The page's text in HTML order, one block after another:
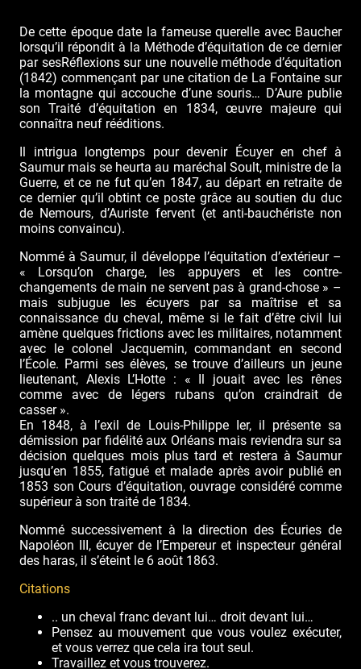
De cette époque date la fameuse querelle avec Baucher
lorsqu’il répondit à la Méthode d’équitation de ce dernier
par sesRéflexions sur une nouvelle méthode d’équitation
(1842) commençant par une citation de La Fontaine sur
la montagne qui accouche d’une souris… D’Aure publie
son Traité d’équitation en 1834, œuvre majeure qui
connaîtra neuf rééditions.
Il intrigua longtemps pour devenir Écuyer en chef à
Saumur mais se heurta au maréchal Soult, ministre de la
Guerre, et ce ne fut qu’en 1847, au départ en retraite de
ce dernier qu’il obtint ce poste grâce au soutien du duc
de Nemours, d’Auriste fervent (et anti-bauchériste non
moins convaincu).
Nommé à Saumur, il développe l’équitation d’extérieur –
« Lorsqu’on charge, les appuyers et les contre-
changements de main ne servent pas à grand-chose » –
mais subjugue les écuyers par sa maîtrise et sa
connaissance du cheval, même si le fait d’être civil lui
amène quelques frictions avec les militaires, notamment
avec le colonel Jacquemin, commandant en second
l’École. Parmi ses élèves, se trouve d’ailleurs un jeune
lieutenant, Alexis L’Hotte : « Il jouait avec les rênes
comme avec de légers rubans qu’on craindrait de
casser ».
En 1848, à l’exil de Louis-Philippe Ier, il présente sa
démission par fidélité aux Orléans mais reviendra sur sa
décision quelques mois plus tard et restera à Saumur
jusqu’en 1855, fatigué et malade après avoir publié en
1853 son Cours d’équitation, ouvrage considéré comme
supérieur à son traité de 1834.
Nommé successivement à la direction des Écuries de
Napoléon III, écuyer de l’Empereur et inspecteur général
des haras, il s’éteint le 6 août 1863.
Citations
.. un cheval franc devant lui… droit devant lui…
Pensez au mouvement que vous voulez exécuter,
et vous verrez que cela ira tout seul.
Travaillez et vous trouverez.